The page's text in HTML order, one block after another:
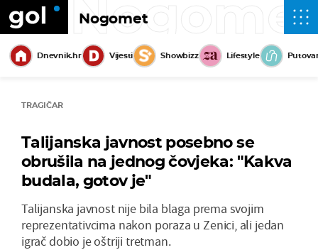
Nogomet
Dnevnik.hr Vijesti Showbizz Lifestyle
TRAGIČAR
Talijanska javnost posebno se
obrušila na jednog čovjeka: "Kakva
budala, gotov je"
Talijanska javnost nije bila blaga prema svojim
reprezentativcima nakon poraza u Zenici, ali jedan
igrač dobio je oštriji tretman.